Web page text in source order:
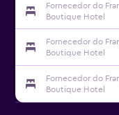
Fornecedor do
Boutique Hotel
Fornecedor do
Boutique Hotel
Fornecedor do
Boutique Hotel